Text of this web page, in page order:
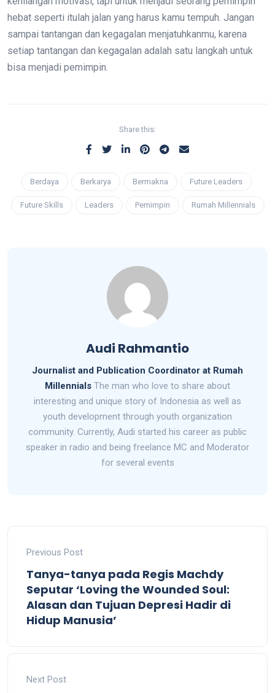
hebat seperti itulah jalan yang harus kamu tempuh. Jangan
sampai tantangan dan kegagalan menjatuhkanmu, karena
setiap tantangan dan kegagalan adalah satu langkah untuk
bisa menjadi pemimpin.
Share this:
Berdaya Berkarya Bermakna Future Leaders
Future Skills Leaders Pemimpin Rumah Millennials
Audi Rahmantio
Journalist and Publication Coordinator at Rumah
Millennials The man who love to share about
interesting and unique story of Indonesia as well as
youth development through youth organization
community. Currently, Audi started his career as public
speaker in radio and being freelance MC and Moderator
for several events
Previous Post
Tanya-tanya pada Regis Machdy
Seputar ‘Loving the Wounded Soul:
Alasan dan Tujuan Depresi Hadir di
Hidup Manusia’
Next Post